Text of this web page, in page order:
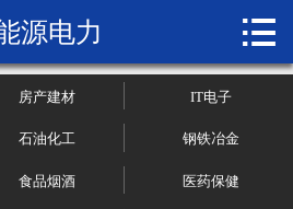
关于博纳
市场研究
管理咨询
源电力 
房产建材 IT电子
石油化工 钢铁冶金
食品烟酒 医药保健